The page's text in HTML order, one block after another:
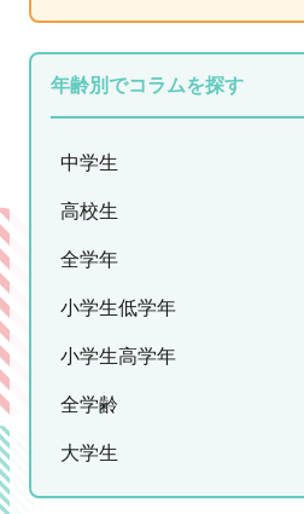
年齢別でコラムを探す
中学生
高校生
全学年
小学生低学年
小学生高学年
全学齢
大学生